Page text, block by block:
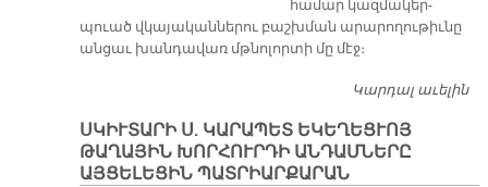
հա­մար կազ­մա­կեր­
պուած վկա­յա­կան­նե­րու բաշխ­ման ա­րա­րո­ղու­թիւ­նը
ան­ցաւ խան­դա­վառ մթնո­լոր­տի մը մէջ։
Կարդալ աւելին
ՍԿԻՒՏԱՐԻ Ս. ԿԱՐԱՊԵՏ ԵԿԵՂԵՑՒՈՅ
ԹԱՂԱՅԻՆ ԽՈՐՀՈՒՐԴԻ ԱՆԴԱՄՆԵՐԸ
ԱՅՑԵԼԵՑԻՆ ՊԱՏՐԻԱՐՔԱՐԱՆ